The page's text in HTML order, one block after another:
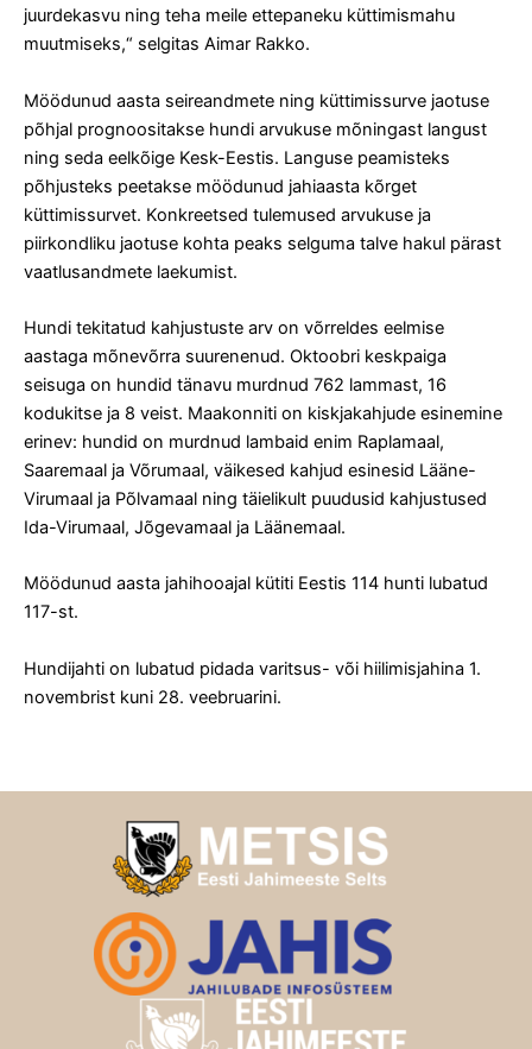
juurdekasvu ning teha meile ettepaneku küttimismahu
muutmiseks,“ selgitas Aimar Rakko.
Möödunud aasta seireandmete ning küttimissurve jaotuse
põhjal prognoositakse hundi arvukuse mõningast langust
ning seda eelkõige Kesk-Eestis. Languse peamisteks
põhjusteks peetakse möödunud jahiaasta kõrget
küttimissurvet. Konkreetsed tulemused arvukuse ja
piirkondliku jaotuse kohta peaks selguma talve hakul pärast
vaatlusandmete laekumist.
Hundi tekitatud kahjustuste arv on võrreldes eelmise
aastaga mõnevõrra suurenenud. Oktoobri keskpaiga
seisuga on hundid tänavu murdnud 762 lammast, 16
kodukitse ja 8 veist. Maakonniti on kiskjakahjude esinemine
erinev: hundid on murdnud lambaid enim Raplamaal,
Saaremaal ja Võrumaal, väikesed kahjud esinesid Lääne-
Virumaal ja Põlvamaal ning täielikult puudusid kahjustused
Ida-Virumaal, Jõgevamaal ja Läänemaal.
Möödunud aasta jahihooajal kütiti Eestis 114 hunti lubatud
117-st.
Hundijahti on lubatud pidada varitsus- või hiilimisjahina 1.
novembrist kuni 28. veebruarini.